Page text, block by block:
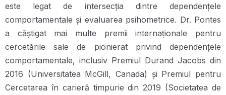
este legat de intersecția dintre dependențele
comportamentale și evaluarea psihometrice. Dr. Pontes
a câștigat mai multe premii internaționale pentru
cercetările sale de pionierat privind dependențele
comportamentale, inclusiv Premiul Durand Jacobs din
2016 (Universitatea McGill, Canada) și Premiul pentru
Cercetarea în carieră timpurie din 2019 (Societatea de